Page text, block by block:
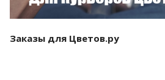
Заказы для Цветов.ру